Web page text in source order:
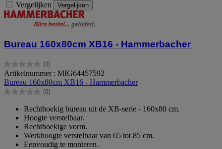
Vergelijken Vergelijken
Bureau 160x80cm XB16 - Hammerbacher
(0)
0.0
van
de
5
Artikelnummer : MIG64457592
Bureau 160x80cm XB16 - Hammerbacher
(0)
0.0
sterren.
Rechthoekig bureau uit de XB-serie - 160x80 cm.
Hoogte verstelbaar.
Rechthoekige vorm.
Werkhoogte verstelbaar van 65 tot 85 cm.
Eenvoudig te monteren.